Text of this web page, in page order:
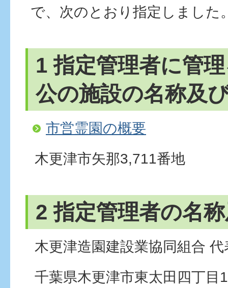
で、次のとおり指定しました
1 指定管理者に管
公の施設の名称及
市営霊園の概要
木更津市矢那3,711番地
2 指定管理者の名
木更津造園建設業協同組合
千葉県木更津市東太田四丁目